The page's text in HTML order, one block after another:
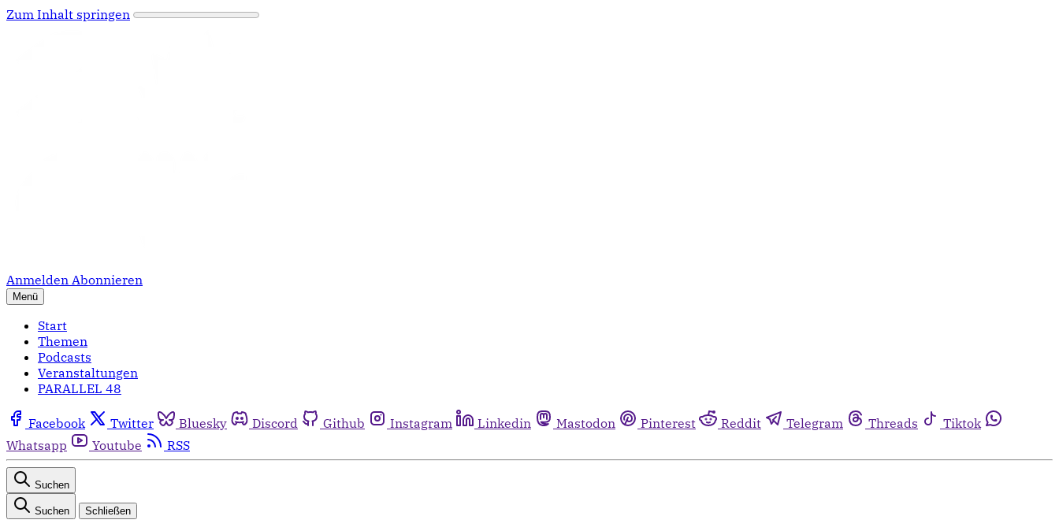
Zum Inhalt springen
Anmelden Abonnieren
Menü
Start
Themen
Podcasts
Veranstaltungen
PARALLEL 48
Facebook Twitter Bluesky Discord Github Instagram Linkedin Mastodon Pinterest Reddit Telegram Threads
Tiktok
Whatsapp
Youtube RSS
Suchen
Suchen Schließen